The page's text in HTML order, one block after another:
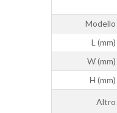
Modello
L (mm)
W (mm)
H (mm)
Altro